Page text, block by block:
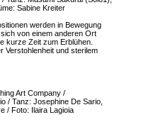
Sabine Kreiter
werden in Bewegung
von einem anderen Ort
kurze Zeit zum Erblühen.
Verstohlenheit und sterilem
Art Company /
/ Tanz: Josephine De Sario,
/ Foto: Ilaira Lagioia